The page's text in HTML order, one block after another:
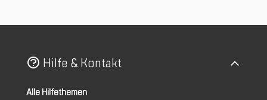
Hilfe & Kontakt
Alle Hilfethemen